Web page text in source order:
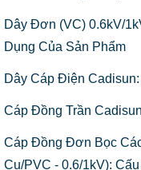
Dây Đơn (VC) 0.6kV/
Dụng Của Sản Phẩm
Dây Cáp Điện
Cáp Đồng Trần
Cáp Đồng Đơn Bọc
Cu/PVC - 0.6/1kV):